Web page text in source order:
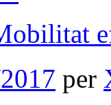
per